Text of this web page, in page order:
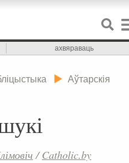
ахвяраваць
Аўтарскія
/Catholic.by